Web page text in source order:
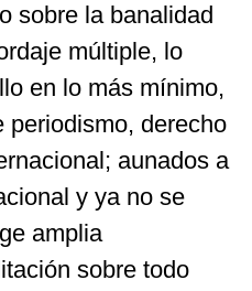
sobre la banalidad
múltiple, lo
en lo más mínimo,
periodismo, derecho
aunados a
y ya no se
amplia
sobre todo